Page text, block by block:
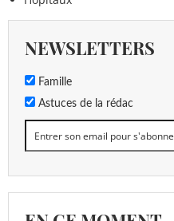
NEWSLETTERS
Famille
Astuces de la rédac